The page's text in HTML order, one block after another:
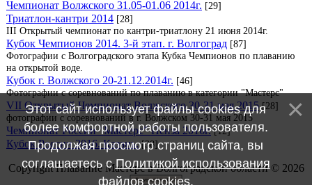
Чемпионат Волжского 31.05-01.06 2014г. [29]
Триатлон-кантри 2014 [28]
III Открытый чемпионат по кантри-триатлону 21 июня 2014г.
Кубок Чемпионов 2014. 3-й этап. г. Волгоград [87]
Фотографии с Волгоградского этапа Кубка Чемпионов по плаванию
на открытой воде.
Кубок г. Волжского 20-21.12.2014г. [46]
Фотографии с соревнований по плаванию в категории "Мастерс"
VII Открытый Чемпионат Волжского 30-31 мая 2015 [28]
фотографии с соревнований в г. Волжском 30-31 мая 2015
Чемпионат России "Мастерс" Пенза 2016г. [12]
Кубок России 2016. Казань. [38]
Copyright Плавание Мастерс в Волгоградской области © 2026
Этот сайт использует файлы cookies для
более комфортной работы пользователя.
Продолжая просмотр страниц сайта, вы
соглашаетесь сПолитикой использования
файлов cookies.